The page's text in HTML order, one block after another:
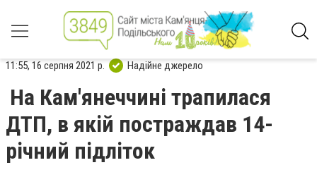
11:55, 16 серпня 2021 р. Надійне джерело
На Кам'янеччині трапилася
ДТП, в якій постраждав 14-
річний підліток